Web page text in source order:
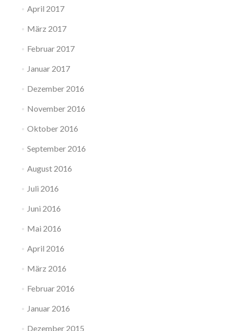
April 2017
März 2017
Februar 2017
Januar 2017
Dezember 2016
November 2016
Oktober 2016
September 2016
August 2016
Juli 2016
Juni 2016
Mai 2016
April 2016
März 2016
Februar 2016
Januar 2016
Dezember 2015